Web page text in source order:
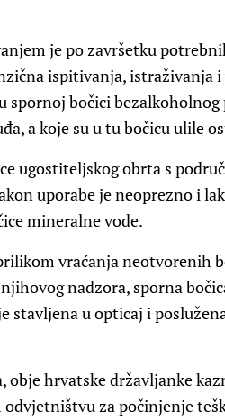
je po završetku
ispitivanja, istraživanja i
spornoj bočici
a koje su u tu bočicu ulile
ugostiteljskog obrta s
uporabe je neoprezno i
mineralne vode.
vraćanja neotvorenih
nadzora, sporna
stavljena u opticaj i
obje hrvatske državljanke
za počinjenje